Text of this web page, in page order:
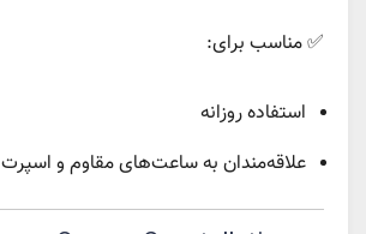
✅ مناسب برای:
استفاده روزانه
علاقه‌مندان به ساعت‌های مقاوم و اسپرت